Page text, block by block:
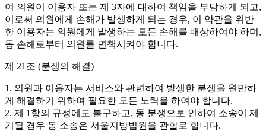
여 의원이 이용자 또는 제 3자에 대하여 책임을 부담하게 되고,
이로써 의원에게 손해가 발생하게 되는 경우, 이 약관을 위반
한 이용자는 의원에게 발생하는 모든 손해를 배상하여야 하며,
동 손해로부터 의원를 면책시켜야 합니다.
제 21조 (분쟁의 해결)
1. 의원과 이용자는 서비스와 관련하여 발생한 분쟁을 원만하
게 해결하기 위하여 필요한 모든 노력을 하여야 합니다.
2. 제 1항의 규정에도 불구하고, 동 분쟁으로 인하여 소송이 제
기될 경우 동 소송은 서울지방법원을 관할로 합니다.